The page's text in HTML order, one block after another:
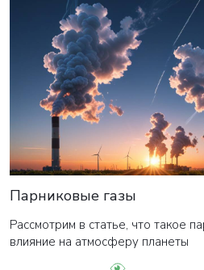
Парниковые газы
Рассмотрим в статье, что такое
влияние на атмосферу планеты